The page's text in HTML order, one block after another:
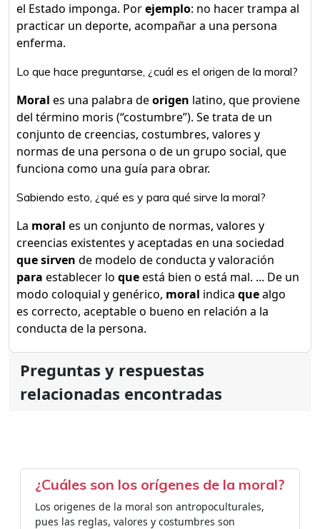
el Estado imponga. Porejemplo: no hacer trampa al
practicar un deporte, acompañar a una persona
enferma.
Lo que hace preguntarse, ¿cuál es el origen de la moral?
Moral es una palabra deorigen latino, que proviene
del término moris (“costumbre”). Se trata de un
conjunto de creencias, costumbres, valores y
normas de una persona o de un grupo social, que
funciona como una guía para obrar.
Sabiendo esto, ¿qué es y para qué sirve la moral?
La moral es un conjunto de normas, valores y
creencias existentes y aceptadas en una sociedad
que sirven de modelo de conducta y valoración
para establecer lo queestá bien o está mal. ... De un
modo coloquial y genérico, moral indica quealgo
es correcto, aceptable o bueno en relación a la
conducta de la persona.
Preguntas y respuestas
relacionadas encontradas
¿Cuáles son los orígenes de la moral?
Los origenes de la moral son antropoculturales,
pues las reglas, valores y costumbres son